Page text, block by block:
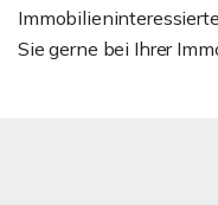
Sie gerne bei Ihrer